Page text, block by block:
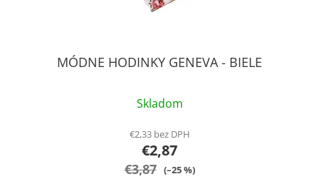
MÓDNE HODINKY GENEVA - BIELE
Skladom
€2,33 bez DPH
€2,87
€3,87 (–25 %)